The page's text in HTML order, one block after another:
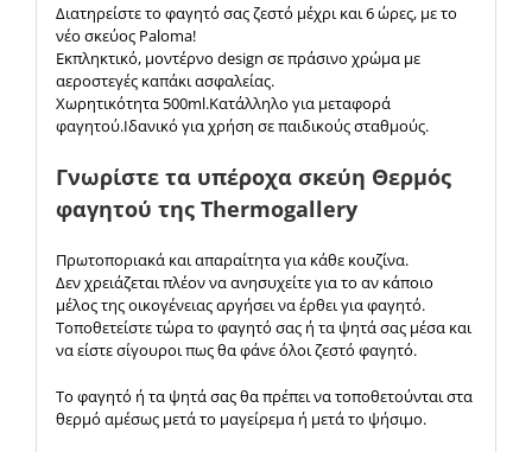
Διατηρείστε το φαγητό σας ζεστό μέχρι και 6 ώρες, με το
νέο σκεύος Paloma!
Εκπληκτικό, μοντέρνο design σε πράσινο χρώμα με
αεροστεγές καπάκι ασφαλείας.
Χωρητικότητα 500ml.Κατάλληλο για μεταφορά
φαγητού.Ιδανικό για χρήση σε παιδικούς σταθμούς.
Γνωρίστε τα υπέροχα σκεύη Θερμός
φαγητού της Thermogallery
Πρωτοποριακά και απαραίτητα για κάθε κουζίνα.
Δεν χρειάζεται πλέον να ανησυχείτε για το αν κάποιο
μέλος της οικογένειας αργήσει να έρθει για φαγητό.
Τοποθετείστε τώρα το φαγητό σας ή τα ψητά σας μέσα και
να είστε σίγουροι πως θα φάνε όλοι ζεστό φαγητό.
Το φαγητό ή τα ψητά σας θα πρέπει να τοποθετούνται στα
θερμό αμέσως μετά το μαγείρεμα ή μετά το ψήσιμο.